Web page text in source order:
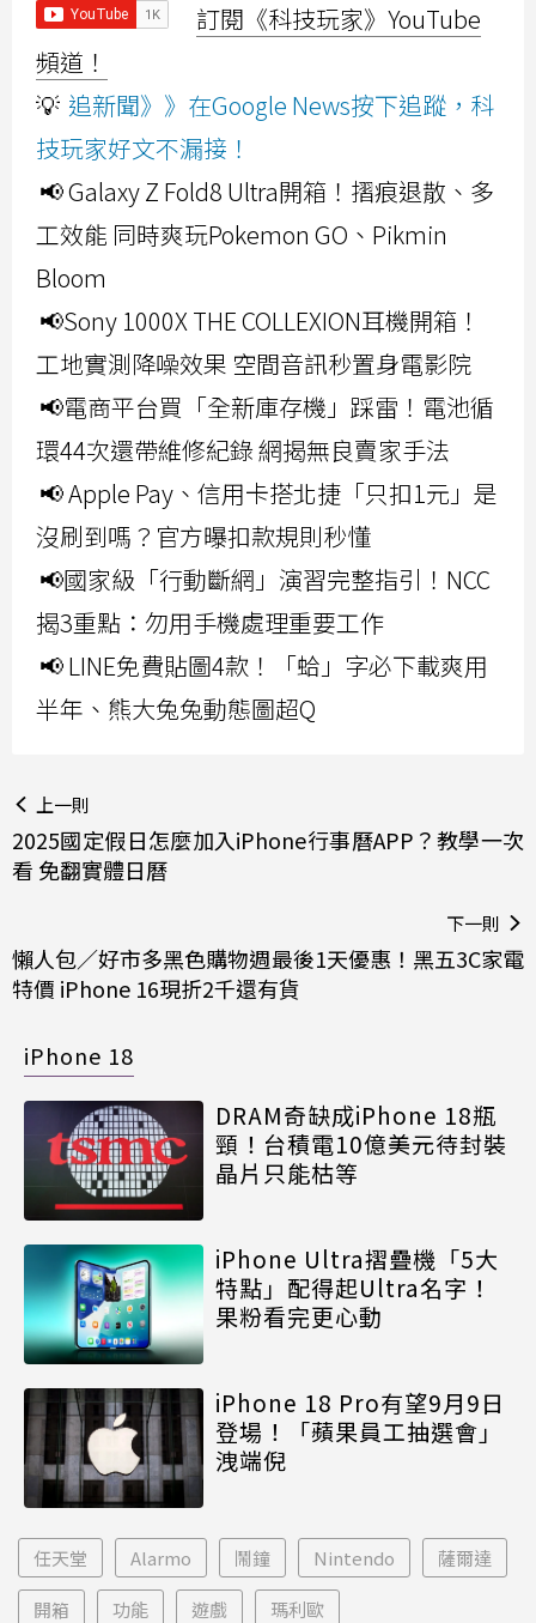
訂閱《科技玩家》YouTube
頻道！
💡 追新聞》》在Google News按下追蹤，科
技玩家好文不漏接！
📢 Galaxy Z Fold8 Ultra開箱！摺痕退散、多
工效能 同時爽玩Pokemon GO、Pikmin
Bloom
📢Sony 1000X THE COLLEXION耳機開箱！
工地實測降噪效果 空間音訊秒置身電影院
📢電商平台買「全新庫存機」踩雷！電池循
環44次還帶維修紀錄 網揭無良賣家手法
📢 Apple Pay、信用卡搭北捷「只扣1元」是
沒刷到嗎？官方曝扣款規則秒懂
📢國家級「行動斷網」演習完整指引！NCC
揭3重點：勿用手機處理重要工作
📢 LINE免費貼圖4款！「蛤」字必下載爽用
半年、熊大兔兔動態圖超Q
上一則
2025國定假日怎麼加入iPhone行事曆APP？教學一次
看 免翻實體日曆
下一則
懶人包／好市多黑色購物週最後1天優惠！黑五3C家電
特價 iPhone 16現折2千還有貨
iPhone 18
DRAM奇缺成iPhone 18瓶
頸！台積電10億美元待封裝
晶片只能枯等
iPhone Ultra摺疊機「5大
特點」配得起Ultra名字！
果粉看完更心動
iPhone 18 Pro有望9月9日
登場！「蘋果員工抽選會」
洩端倪
任天堂 Alarmo 鬧鐘 Nintendo 薩爾達
開箱 功能 遊戲 瑪利歐